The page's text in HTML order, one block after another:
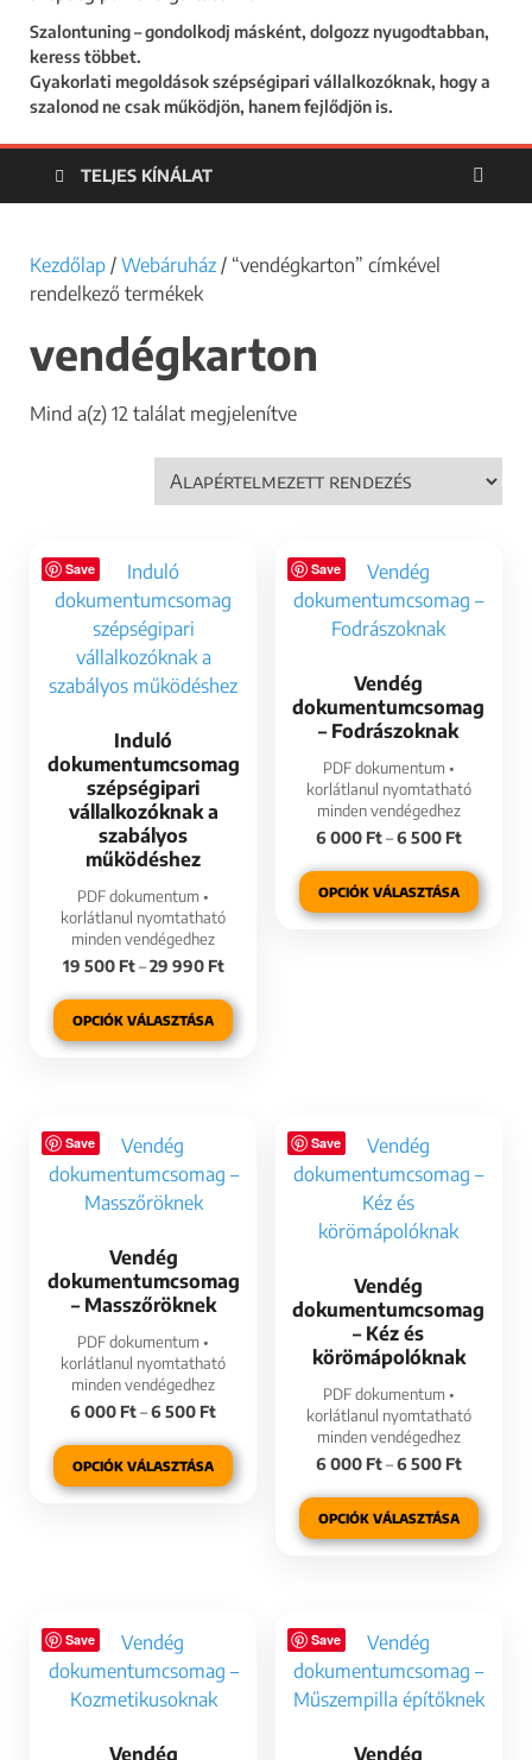
Szalontuning – gondolkodj másként, dolgozz nyugodtabban,
keress többet.
Gyakorlati megoldások szépségipari vállalkozóknak, hogy a
szalonod ne csak működjön, hanem fejlődjön is.
TELJES KÍNÁLAT
Kezdőlap / Webáruház / “vendégkarton” címkével
rendelkező termékek
vendégkarton
Mind a(z) 12 találat megjelenítve
Save
Induló
dokumentumcsomag
szépségipari
vállalkozóknak a
szabályos
működéshez
PDF dokumentum •
korlátlanul nyomtatható
minden vendégedhez
19 500 Ft – 29 990 Ft
OPCIÓK VÁLASZTÁSA
Save
Vendég
dokumentumcsomag
– Fodrászoknak
PDF dokumentum •
korlátlanul nyomtatható
minden vendégedhez
6 000 Ft–6 500 Ft
OPCIÓK VÁLASZTÁSA
Save
Vendég
dokumentumcsomag
– Masszőröknek
PDF dokumentum •
korlátlanul nyomtatható
minden vendégedhez
6 000 Ft–6 500 Ft
OPCIÓK VÁLASZTÁSA
Save
Vendég
dokumentumcsomag
– Kéz és
körömápolóknak
PDF dokumentum •
korlátlanul nyomtatható
minden vendégedhez
6 000 Ft–6 500 Ft
OPCIÓK VÁLASZTÁSA
Save
Vendég
Save
Vendég